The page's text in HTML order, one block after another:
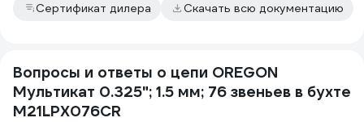
Сертификат дилера Скачать всю документацию
Вопросы и ответы о цепи OREGON
Мультикат 0.325"; 1.5 мм; 76 звеньев в бухте
M21LPX076CR